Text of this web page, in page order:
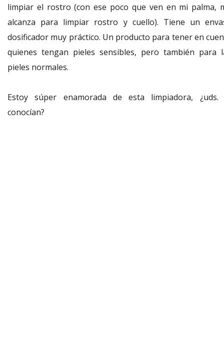
limpiar el rostro (con ese poco que ven en mi palma,
alcanza para limpiar rostro y cuello). Tiene un
dosificador muy práctico. Un producto para tener en
quienes tengan pieles sensibles, pero también para
pieles normales.
Estoy súper enamorada de esta limpiadora, ¿uds.
conocían?